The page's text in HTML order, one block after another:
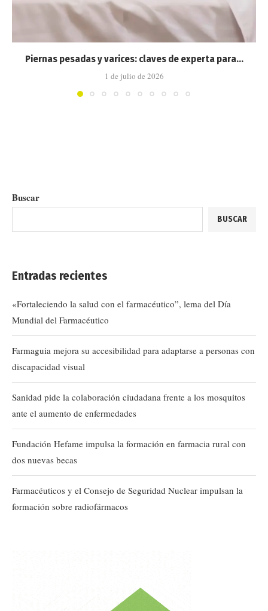
Piernas pesadas y varices: claves de experta para...
1 de julio de 2026
Buscar
BUSCAR
Entradas recientes
«Fortaleciendo la salud con el farmacéutico”, lema del Día
Mundial del Farmacéutico
Farmaguia mejora su accesibilidad para adaptarse a personas con
discapacidad visual
Sanidad pide la colaboración ciudadana frente a los mosquitos
ante el aumento de enfermedades
Fundación Hefame impulsa la formación en farmacia rural con
dos nuevas becas
Farmacéuticos y el Consejo de Seguridad Nuclear impulsan la
formación sobre radiofármacos